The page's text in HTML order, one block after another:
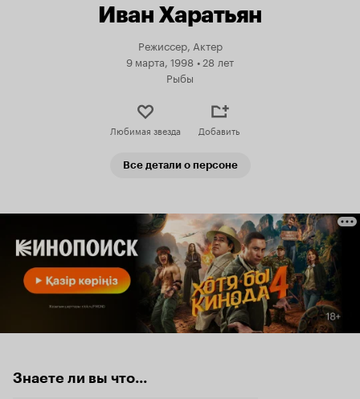
Иван Харатьян
Режиссер, Актер
9 марта, 1998 •28 лет
Рыбы
Любимая звезда Добавить
Все детали о персоне
Знаете ли вы что...